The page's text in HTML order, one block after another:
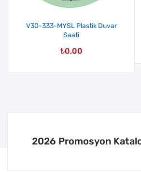
V30-333-MYSL Plastik Duvar
Saati
₺0,00
2026 Promosyon